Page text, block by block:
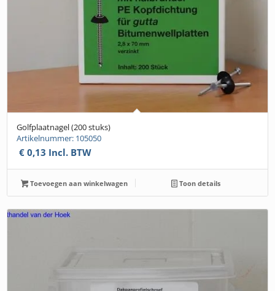
Golfplaatnagel (200 stuks)
Artikelnummer: 105050
€ 0,13 Incl. BTW
Toevoegen aan winkelwagen Toon details